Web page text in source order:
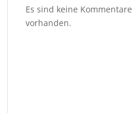
Es sind keine Kommentare
vorhanden.